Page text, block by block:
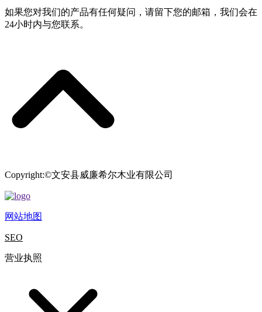
如果您对我们的产品有任何疑问，请留下您的邮箱，我们会在
24小时内与您联系。
Copyright:©文安县威廉希尔木业有限公司
网站地图
SEO
营业执照